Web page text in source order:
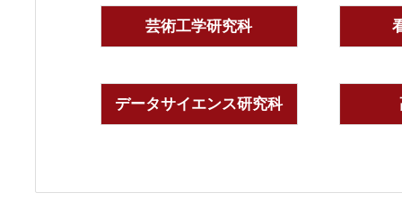
芸術工学研究科
データサイエンス研究科